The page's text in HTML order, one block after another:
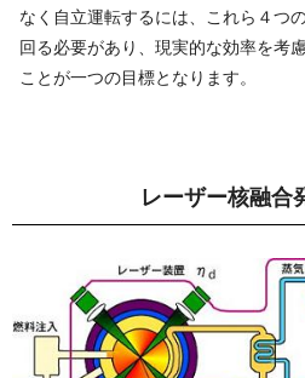
なく自立運転するには、これら４つ
回る必要があり、現実的な効率を考
ことが一つの目標となります。
レーザー核融合